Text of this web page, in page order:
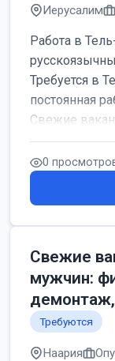
Иерусалим
Работа в
Требуется в
постоянная
Свежие
женщин от
0
Свежие
мужчин:
Требуются
Наария